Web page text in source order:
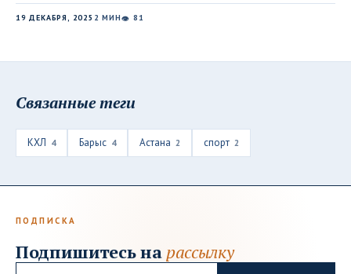
19 ДЕКАБРЯ, 2025 2 МИН👁 81
Связанные теги
КХЛ 4 Барыс 4 Астана 2 спорт 2
ПОДПИСКА
Подпишитесь на рассылку